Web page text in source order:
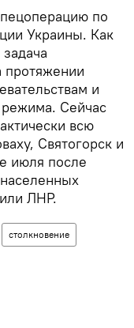
по
Украины. Как
протяжении
и
режима. Сейчас
всю
Святогорск и
июля после
ЛНР.
столкновение